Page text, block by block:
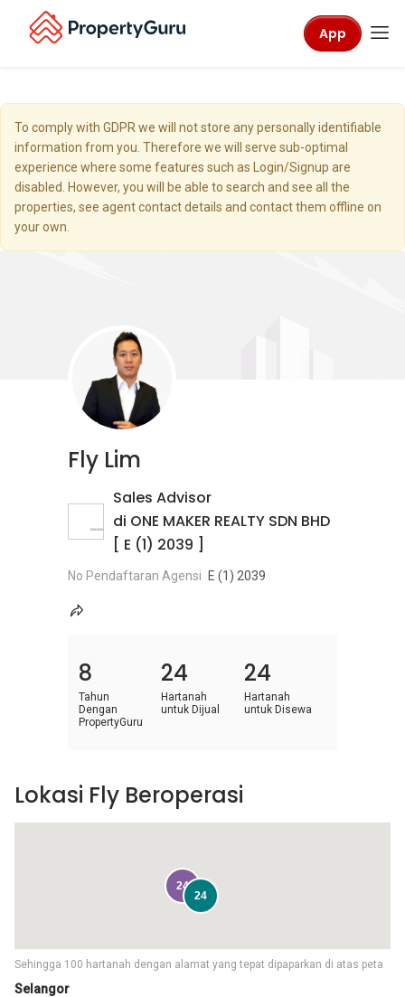
App
To comply with GDPR we will not store any personally identifiable
information from you. Therefore we will serve sub-optimal
experience where some features such as Login/Signup are
disabled. However, you will be able to search and see all the
properties, see agent contact details and contact them offline on
your own.
Fly Lim
Sales Advisor
di ONE MAKER REALTY SDN BHD
[ E (1) 2039 ]
No Pendaftaran Agensi E (1) 2039
8
Tahun
Dengan
PropertyGuru
24
Hartanah
untuk Dijual
24
Hartanah
untuk Disewa
Selangor
Sehingga 100 hartanah dengan alamat yang tepat dipaparkan di atas peta
24
24
Lokasi Fly Beroperasi